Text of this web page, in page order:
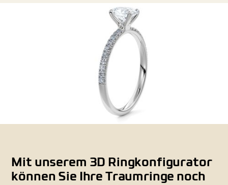
Mit unserem 3D Ringkonfigurator
können Sie Ihre Traumringe noch